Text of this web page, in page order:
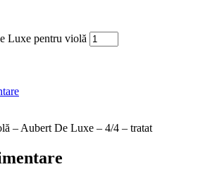
Luxe pentru violă
– Aubert De Luxe – 4/4 – tratat